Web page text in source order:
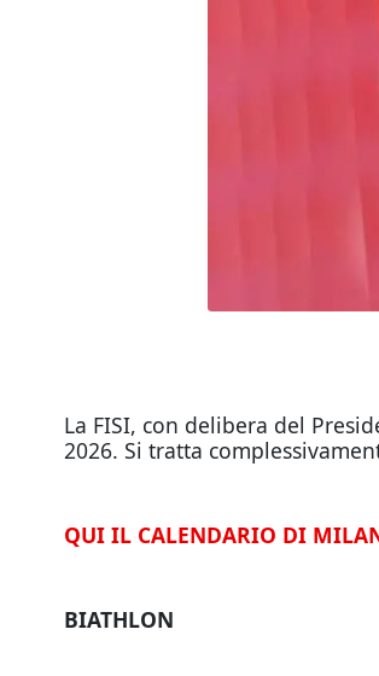
La FISI, con delibera del
2026. Si tratta
QUI IL CALENDARIO DI
BIATHLON